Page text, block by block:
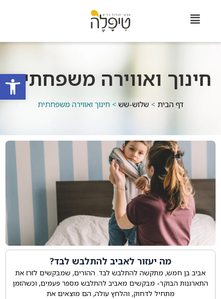
פתח
חינוך ואווירה משפחתית
דף הבית > שלוש-שש > חינוך ואווירה משפחתית
מה יעזור לאביב להתלבש לבד?
אביב בן חמש, מתקשה להתלבש לבד. ההורים, שמבקשים לזרז את
התארגנות הבוקר- מבקשים מאביב להתלבש מספר פעמים, וכשהזמן
מתחיל לדחוק, והלחץ עולה, הם מוצאים את